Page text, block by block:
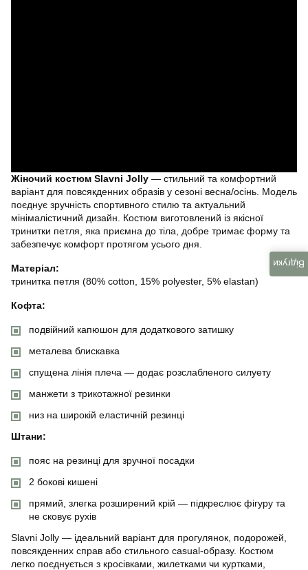
Жіночий костюм Slavni Jolly — стильний та комфортний
варіант для повсякденних образів у сезоні весна/осінь. Модель
поєднує зручність спортивного стилю та актуальний
мінімалістичний дизайн. Костюм виготовлений із якісної
тринитки петля, яка приємна до тіла, добре тримає форму та
забезпечує комфорт протягом усього дня.
Матеріал:
тринитка петля (80% cotton, 15% polyester, 5% elastan)
Кофта:
подвійний капюшон для додаткового затишку
металева блискавка
спущена лінія плеча — додає розслабленого силуету
манжети з трикотажної резинки
низ на широкій еластичній резинці
Штани:
пояс на резинці для зручної посадки
2 бокові кишені
прямий, злегка розширений крій — підкреслює фігуру та
не сковує рухів
Slavni Jolly — ідеальний варіант для прогулянок, подорожей,
повсякденних справ або стильного casual-образу. Костюм
легко поєднується з кросівками, жилетками чи куртками,
Відгуки